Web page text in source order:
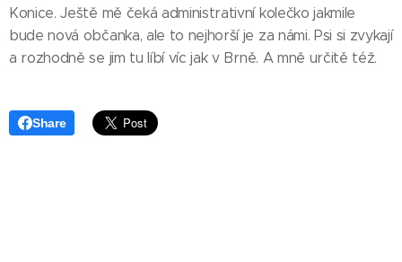
Konice. Ještě mě čeká administrativní kolečko jakmile
bude nová občanka, ale to nejhorší je za námi. Psi si zvykají
a rozhodně se jim tu líbí víc jak v Brně. A mně určitě též.
Share